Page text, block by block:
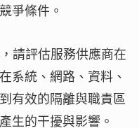
爭條件。
請評估服務供應商在
系統、網路、資料、
有效的隔離與職責區
生的干擾與影響。